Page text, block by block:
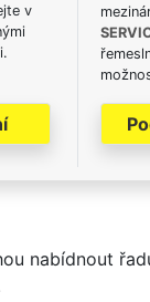
v
nabídnout